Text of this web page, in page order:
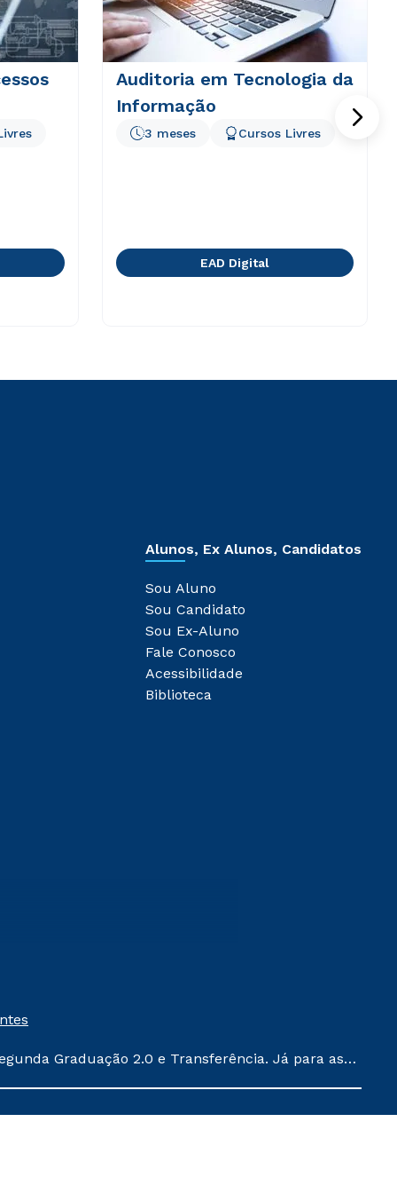
Auditoria em Tecnologia da
Informação
3 meses Cursos Livres
EAD Digital
Alunos, Ex Alunos, Candidatos
Sou Aluno
Sou Candidato
Sou Ex-Aluno
Fale Conosco
Acessibilidade
Biblioteca
Graduação 2.0 e Transferência. Já para as